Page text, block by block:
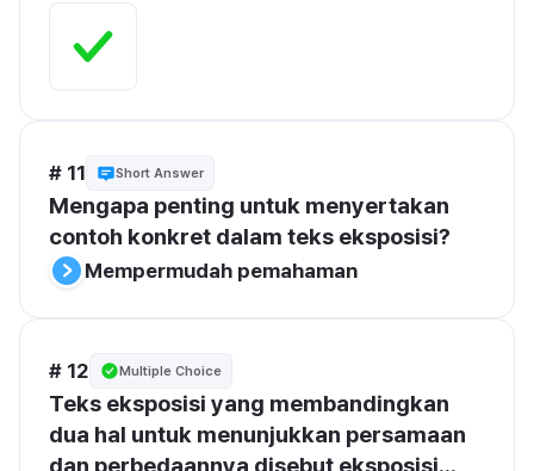
# 11 Short Answer
Mengapa penting untuk menyertakan
contoh konkret dalam teks eksposisi?
Mempermudah pemahaman
# 12 Multiple Choice
Teks eksposisi yang membandingkan
dua hal untuk menunjukkan persamaan